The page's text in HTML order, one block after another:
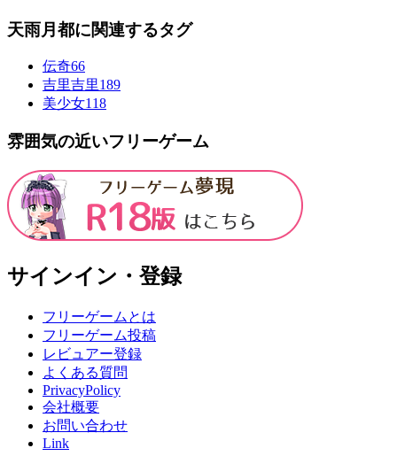
天雨月都に関連するタグ
伝奇66
吉里吉里189
美少女118
雰囲気の近いフリーゲーム
サインイン・登録
フリーゲームとは
フリーゲーム投稿
レビュアー登録
よくある質問
PrivacyPolicy
会社概要
お問い合わせ
Link